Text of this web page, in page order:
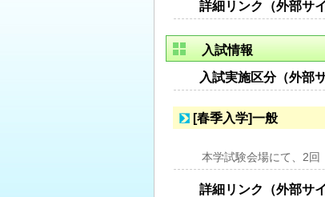
詳細リンク（外部サ
入試情報
入試実施区分（外部
[春季入学]一般
本学試験会場にて、2回
詳細リンク（外部サ